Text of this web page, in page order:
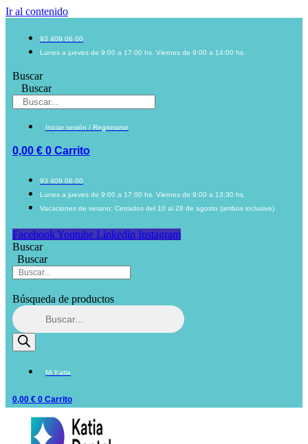
Ir al contenido
93 409 06 00
Lunes a jueves de 9:00 a 17:00 hs. Viernes de 9:00 a 14:00 hs.
Buscar
Buscar
Iniciar sesión / Registrarse
0,00 € 0 Carrito
93 409 06 00
Lunes a jueves de 9:00 a 17:00 hs. Viernes de 9:00 a 13:30 hs.
Vacaciones de verano: Cerrados del 10 al 28 de agosto (ambos inclusive)
Facebook Youtube Linkedin Instagram
Buscar
Buscar
Búsqueda de productos
Mi Katia
0,00 € 0 Carrito